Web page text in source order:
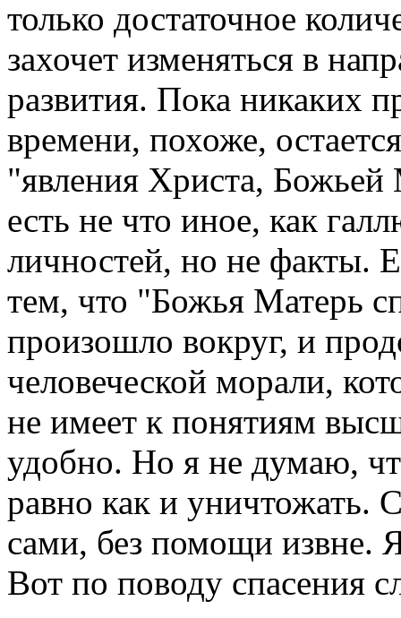
только достаточное
захочет изменяться в
развития. Пока никаких
времени, похоже,
"явления Христа,
есть не что иное, как
личностей, но не факты.
тем, что "Божья Матерь
произошло вокруг, и
человеческой морали,
не имеет к понятиям
удобно. Но я не думаю,
равно как и уничтожать.
сами, без помощи извне.
Вот по поводу спасения